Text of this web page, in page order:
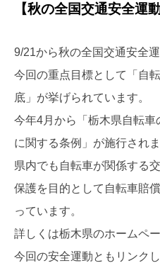
【秋の全国交通安全運動
9/21から秋の全国交通安全
今回の重点目標として「自
底」が挙げられています。
今年4月から「栃木県自転
に関する条例」が施行されま
県内でも自転車が関係する
保護を目的として自転車賠
っています。
詳しくは栃木県のホームペ
今回の安全運動ともリンク